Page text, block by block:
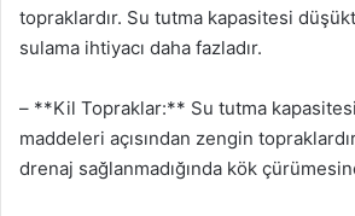
topraklardır. Su tutma kapasitesi
sulama ihtiyacı daha fazladır.
– **Kil Topraklar:** Su tutma
maddeleri açısından zengin
drenaj sağlanmadığında kök